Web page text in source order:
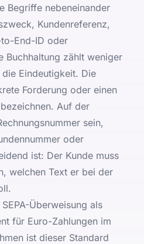
Begriffe nebeneinander
Kundenreferenz,
to-End-ID oder
Buchhaltung zählt weniger
Eindeutigkeit. Die
Forderung oder einen
Auf der
sein,
oder
ist: Der Kunde muss
welchen Text er bei der
Überweisung als
für Euro-Zahlungen im
ist dieser Standard